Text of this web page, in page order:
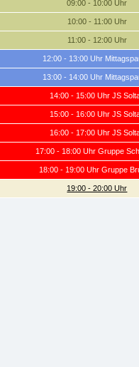
09:00 - 10:00 Uhr
10:00 - 11:00 Uhr
11:00 - 12:00 Uhr
12:00 - 13:00 Uhr
13:00 - 14:00 Uhr
14:00 - 15:00 Uhr JS
15:00 - 16:00 Uhr JS
16:00 - 17:00 Uhr JS
17:00 - 18:00 Uhr Gruppe
18:00 - 19:00 Uhr Gruppe
19:00 - 20:00 Uhr